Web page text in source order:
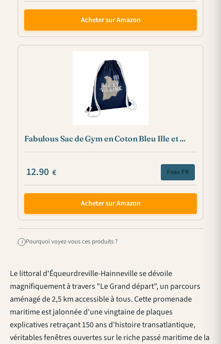
Acheter sur Amazon
Fabulous Sac de Gym en Coton Bleu Ille et ...
12.90 € Fnac FR
Acheter sur Amazon
i Pourquoi voyez-vous ces produits ?
Le littoral d'Équeurdreville-Hainneville se dévoile
magnifiquement à travers "Le Grand départ", un parcours
aménagé de 2,5 km accessible à tous. Cette promenade
maritime est jalonnée d'une vingtaine de plaques
explicatives retraçant 150 ans d'histoire transatlantique,
véritables fenêtres ouvertes sur le riche passé maritime de la